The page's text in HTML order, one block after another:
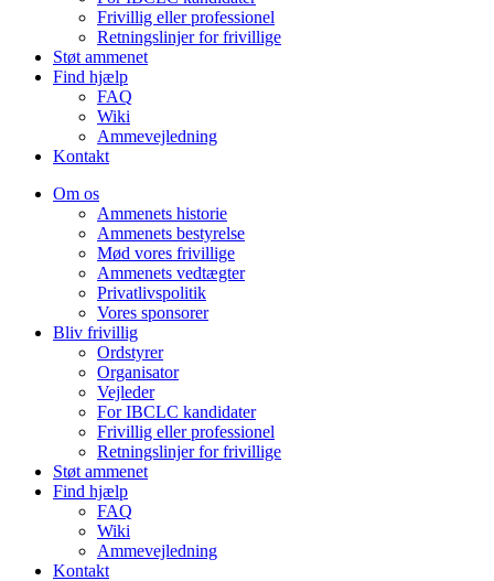
Frivillig eller professionel
Retningslinjer for frivillige
Støt ammenet
Find hjælp
FAQ
Wiki
Ammevejledning
Kontakt
Om os
Ammenets historie
Ammenets bestyrelse
Mød vores frivillige
Ammenets vedtægter
Privatlivspolitik
Vores sponsorer
Bliv frivillig
Ordstyrer
Organisator
Vejleder
For IBCLC kandidater
Frivillig eller professionel
Retningslinjer for frivillige
Støt ammenet
Find hjælp
FAQ
Wiki
Ammevejledning
Kontakt